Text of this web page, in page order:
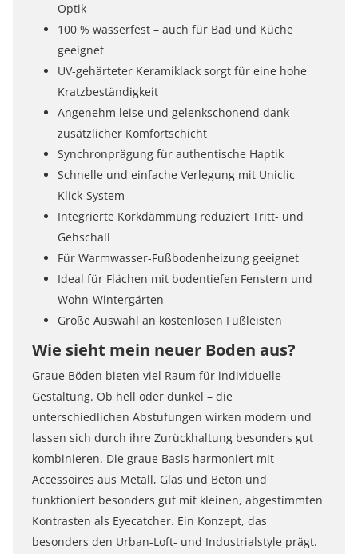
Optik
100 % wasserfest – auch für Bad und Küche
geeignet
UV-gehärteter Keramiklack sorgt für eine hohe
Kratzbeständigkeit
Angenehm leise und gelenkschonend dank
zusätzlicher Komfortschicht
Synchronprägung für authentische Haptik
Schnelle und einfache Verlegung mit Uniclic
Klick-System
Integrierte Korkdämmung reduziert Tritt- und
Gehschall
Für Warmwasser-Fußbodenheizung geeignet
Ideal für Flächen mit bodentiefen Fenstern und
Wohn-Wintergärten
Große Auswahl an kostenlosen Fußleisten
Wie sieht mein neuer Boden aus?
Graue Böden bieten viel Raum für individuelle
Gestaltung. Ob hell oder dunkel – die
unterschiedlichen Abstufungen wirken modern und
lassen sich durch ihre Zurückhaltung besonders gut
kombinieren. Die graue Basis harmoniert mit
Accessoires aus Metall, Glas und Beton und
funktioniert besonders gut mit kleinen, abgestimmten
Kontrasten als Eyecatcher. Ein Konzept, das
besonders den Urban-Loft- und Industrialstyle prägt.